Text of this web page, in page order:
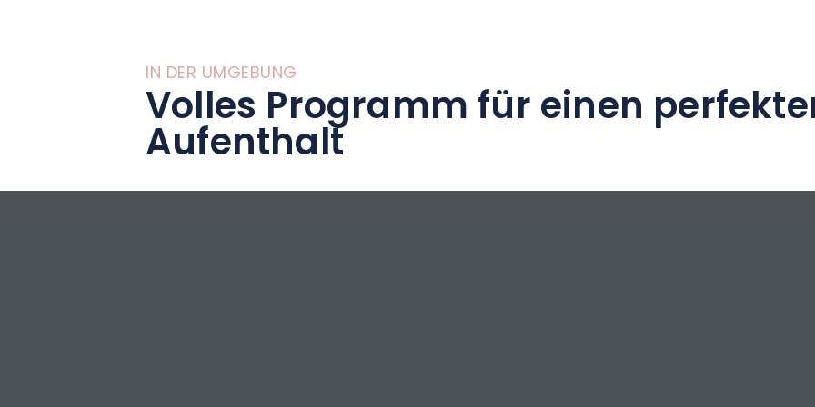
IN DER UMGEBUNG
Volles Programm für einen
Aufenthalt